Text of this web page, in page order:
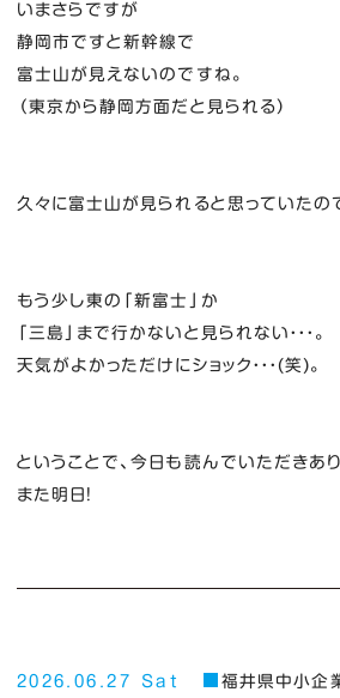
いまさらですが
静岡市ですと新幹線で
富士山が見えないのですね。
（東京から静岡方面だと見られる）
久々に富士山が見られると思っていたので
もう少し東の「新富士」か
「三島」まで行かないと見られない・・・。
天気がよかっただけにショック・・・(笑)。
ということで、今日も読んでいただきあ
また明日！
2026.06.27 Sat 福井県中小企